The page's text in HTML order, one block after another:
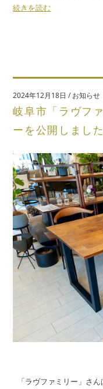
続きを読む
2024年12月18日 /お知らせ
岐阜市「ラヴフ
ーを公開しました
「ラヴファミリー」さ